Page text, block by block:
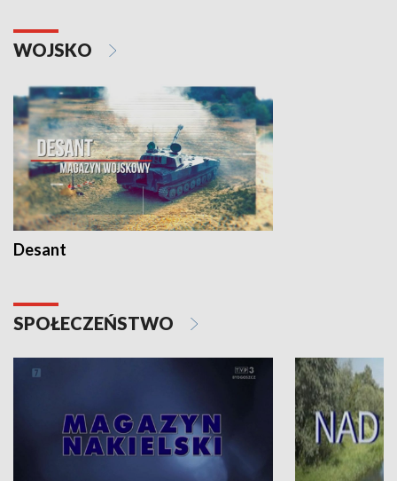
WOJSKO
Desant
SPOŁECZEŃSTWO